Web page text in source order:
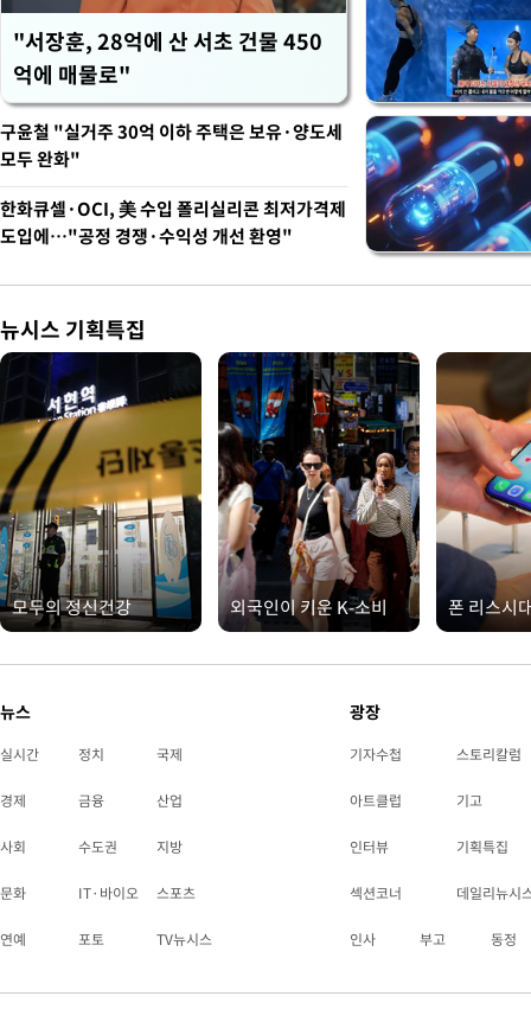
"서장훈, 28억에 산 서초 건물 450
억에 매물로"
구윤철 "실거주 30억 이하 주택은 보유·양도세
모두 완화"
한화큐셀·OCI, 美 수입 폴리실리콘 최저가격제
도입에…"공정 경쟁·수익성 개선 환영"
뉴시스 기획특집
모두의 정신건강 외국인이 키운 K-소비 폰 리스시
뉴스
실시간 정치 국제
경제 금융 산업
사회 수도권 지방
문화 IT·바이오 스포츠
연예 포토 TV뉴시스
광장
기자수첩 스토리칼럼
아트클럽 기고
인터뷰 기획특집
섹션코너 데일리뉴시
인사 부고 동정